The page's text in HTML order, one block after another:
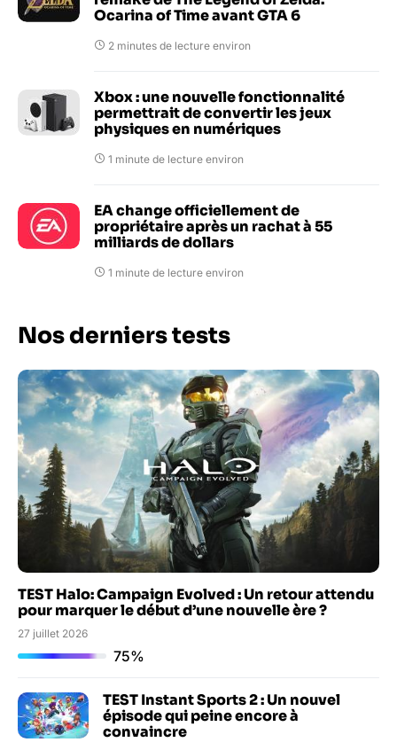
Ocarina of Time avant GTA 6
2 minutes de lecture environ
Xbox : une nouvelle fonctionnalité
permettrait de convertir les jeux
physiques en numériques
1 minute de lecture environ
EA change officiellement de
propriétaire après un rachat à 55
milliards de dollars
1 minute de lecture environ
Nos derniers tests
TEST Halo: Campaign Evolved : Un retour attendu
pour marquer le début d’une nouvelle ère ?
27 juillet 2026
75%
TEST Instant Sports 2 : Un nouvel
épisode qui peine encore à
convaincre